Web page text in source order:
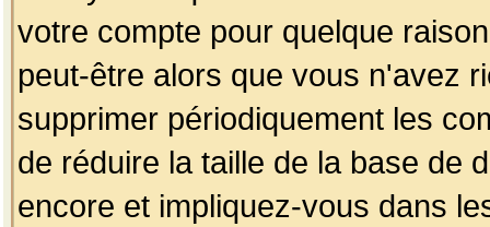
votre compte pour quelque
peut-être alors que vous n'avez
supprimer périodiquement les
de réduire la taille de la base de
encore et impliquez-vous dans